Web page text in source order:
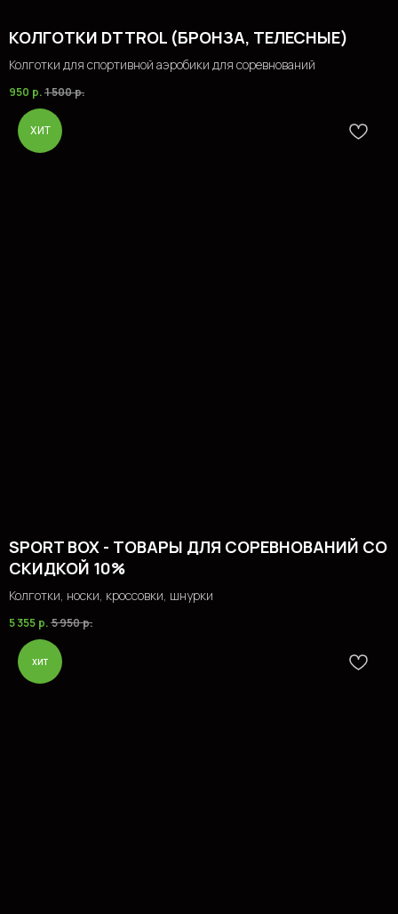
КОЛГОТКИ DTTROL (БРОНЗА, ТЕЛЕСНЫЕ)
Колготки для спортивной аэробики для соревнований
950 р. 1 500р.
ХИТ
SPORT BOX - ТОВАРЫ ДЛЯ СОРЕВНОВАНИЙ СО
СКИДКОЙ 10%
Колготки, носки, кроссовки, шнурки
5 355 р. 5 950р.
хит